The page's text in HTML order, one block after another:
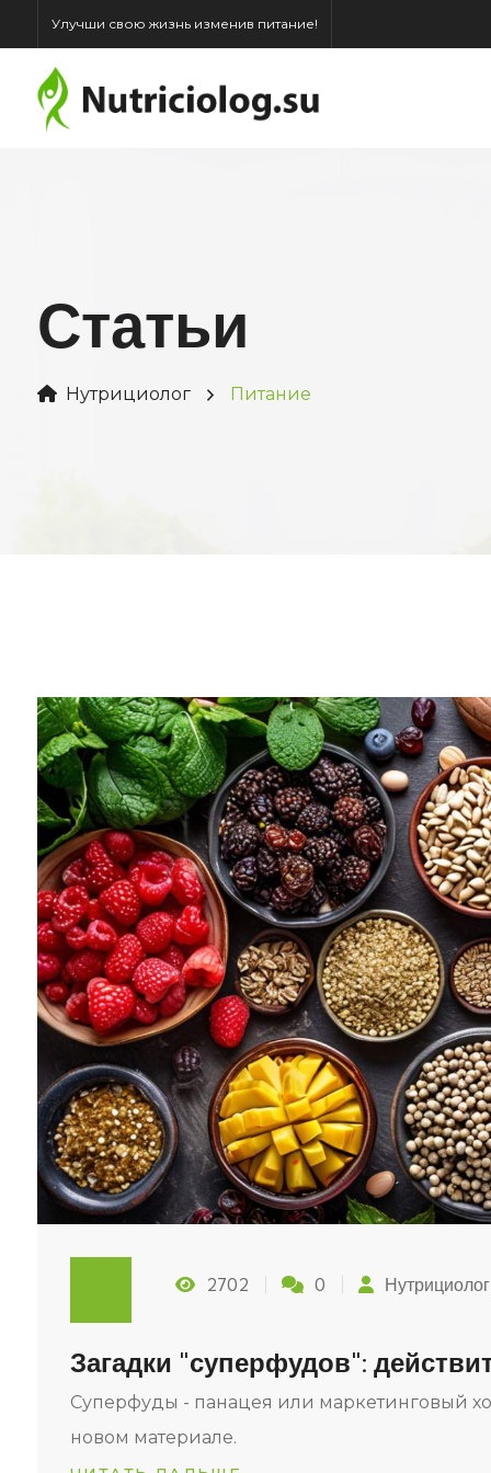
Улучши свою жизнь изменив питание!
Статьи
Нутрициолог Питание
2702 0
Загадки "суперфудов":
Суперфуды - панацея или маркетинговый
новом материале.